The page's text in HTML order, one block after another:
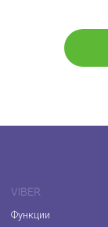
VIBER
Функции